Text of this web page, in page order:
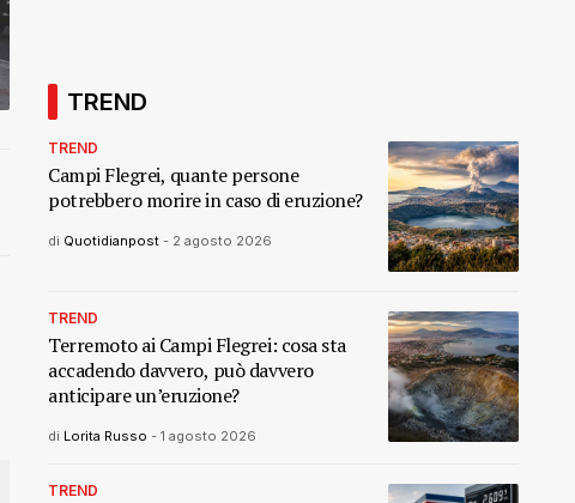
TREND
TREND
Campi Flegrei, quante persone
potrebbero morire in caso di eruzione?
di Quotidianpost - 2 agosto 2026
TREND
Terremoto ai Campi Flegrei: cosa sta
accadendo davvero, può davvero
anticipare un’eruzione?
di Lorita Russo - 1 agosto 2026
TREND